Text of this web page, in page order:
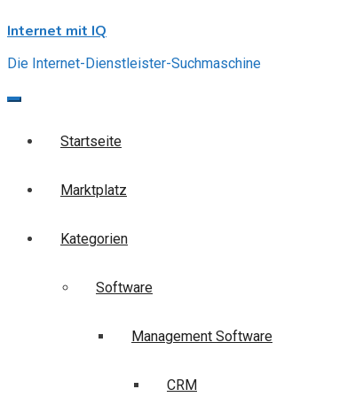
to
Internet mit IQ
Die Internet-Dienstleister-Suchmaschine
Startseite
Marktplatz
Kategorien
Software
Management Software
CRM